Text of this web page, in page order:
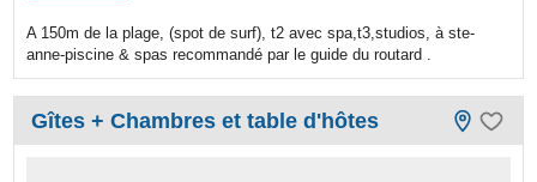
A 150m de la plage, (spot de surf), t2 avec spa,t3,studios, à ste-
anne-piscine & spas recommandé par le guide du routard .
Gîtes + Chambres et table d'hôtes